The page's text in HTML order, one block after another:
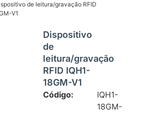
de leitura/gravação RFID
V1
Dispositivo
de
leitura/gravação
RFID IQH1-
18GM-V1
Código:
IQH1-
18GM-